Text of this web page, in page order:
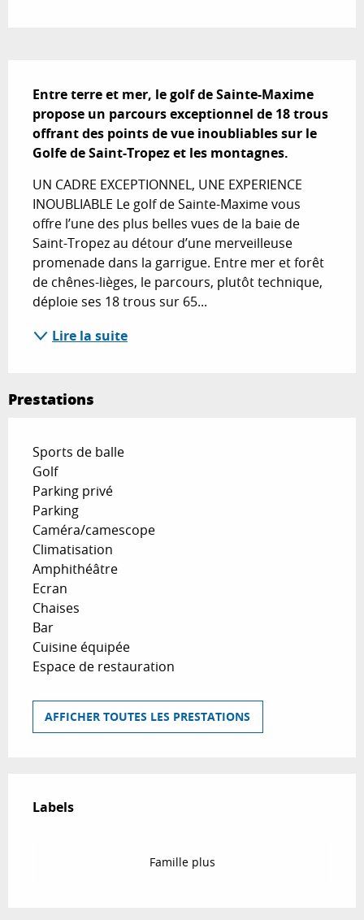
Entre terre et mer, le golf de Sainte-Maxime
propose un parcours exceptionnel de 18 trous
offrant des points de vue inoubliables sur le
Golfe de Saint-Tropez et les montagnes.
UN CADRE EXCEPTIONNEL, UNE EXPERIENCE
INOUBLIABLE Le golf de Sainte-Maxime vous
offre l’une des plus belles vues de la baie de
Saint-Tropez au détour d’une merveilleuse
promenade dans la garrigue. Entre mer et forêt
de chênes-lièges, le parcours, plutôt technique,
déploie ses 18 trous sur 65...
Lire la suite
Prestations
Sports de balle
Golf
Parking privé
Parking
Caméra/camescope
Climatisation
Amphithéâtre
Ecran
Chaises
Bar
Cuisine équipée
Espace de restauration
AFFICHER TOUTES LES PRESTATIONS
Labels
Labels
Famille plus